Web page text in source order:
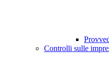
Controlli sulle